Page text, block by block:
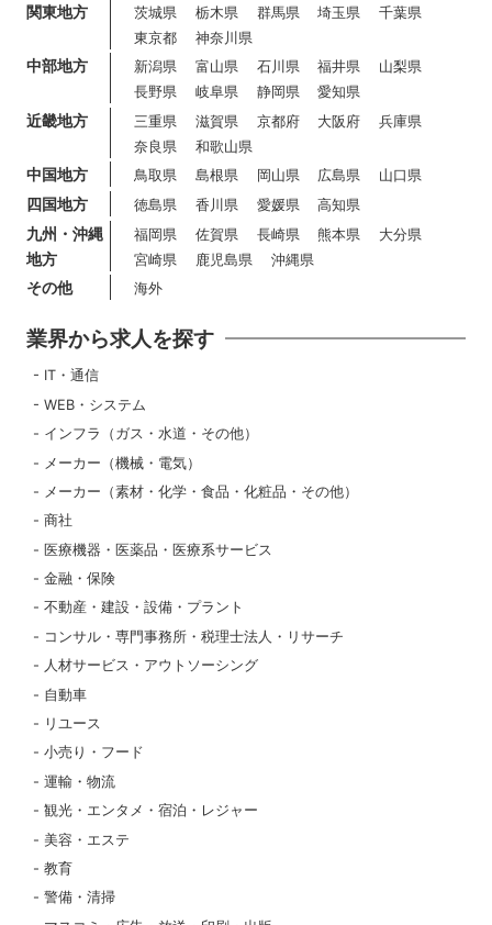
関東地方 茨城県 栃木県 群馬県 埼玉県
千葉県
東京都
神奈川県
中部地方 新潟県 富山県 石川県 福井県
山梨県
長野県
岐阜県 静岡県 愛知県
近畿地方 三重県 滋賀県 京都府 大阪府
兵庫県
奈良県
和歌山県
中国地方 鳥取県 島根県 岡山県 広島県 山口県
四国地方 徳島県 香川県 愛媛県 高知県
九州・沖縄
地方
福岡県 佐賀県 長崎県 熊本県
大分県
宮崎県
鹿児島県 沖縄県
その他 海外
業界から求人を探す
IT・通信
WEB・システム
インフラ（ガス・水道・その他）
メーカー（機械・電気）
メーカー（素材・化学・食品・化粧品・その他）
商社
医療機器・医薬品・医療系サービス
金融・保険
不動産・建設・設備・プラント
コンサル・専門事務所・税理士法人・リサーチ
人材サービス・アウトソーシング
自動車
リユース
小売り・フード
運輸・物流
観光・エンタメ・宿泊・レジャー
美容・エステ
教育
警備・清掃